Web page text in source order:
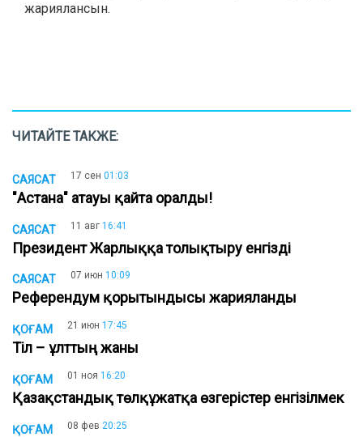
жариялансын.
ЧИТАЙТЕ ТАКЖЕ:
САЯСАТ 17 сен 01:03
"Астана" атауы қайта оралды!
САЯСАТ 11 авг 16:41
Президент Жарлыққа толықтыру енгізді
САЯСАТ 07 июн 10:09
Референдум қорытындысы жарияланды
ҚОҒАМ 21 июн 17:45
Тіл – ұлттың жаны
ҚОҒАМ 01 ноя 16:20
Қазақстандық төлқұжатқа өзгерістер енгізілмек
ҚОҒАМ 08 фев 20:25